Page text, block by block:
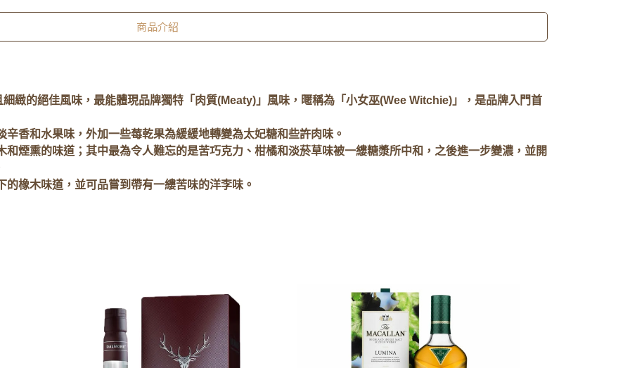
商品介紹
緻的絕佳風味，最能體現品牌獨特「肉質(Meaty)」風味，暱稱為「小女巫(Wee Witchie)」，是品牌入門首
香和水果味，外加一些莓乾果為緩緩地轉變為太妃糖和些許肉味。
煙熏的味道；其中最為令人難忘的是苦巧克力、柑橘和淡菸草味被一縷糖漿所中和，之後進一步變濃，並開
橡木味道，並可品嘗到帶有一縷苦味的洋李味。